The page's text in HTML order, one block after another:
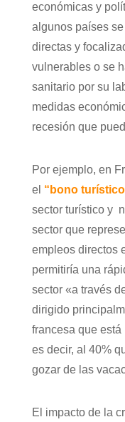
económicas y
algunos países
directas y
vulnerables o se
sanitario por su
medidas
recesión que
Por ejemplo, en
el “bono
sector turístico y
sector que
empleos directos
permitiría una
sector «a través
dirigido
francesa que
es decir, al 40%
gozar de las
El impacto de la